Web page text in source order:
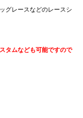
グレースなどのレースシ
タムなども可能ですので